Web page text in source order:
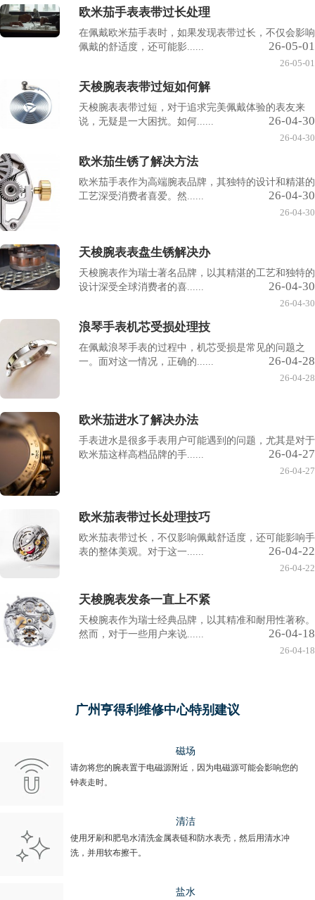
欧米茄手表表带过长处理
在佩戴欧米茄手表时，如果发现表带过长，不仅会影响
佩戴的舒适度，还可能影......
26-05-01
26-05-01
天梭腕表表带过短如何解
天梭腕表表带过短，对于追求完美佩戴体验的表友来
说，无疑是一大困扰。如何......
26-04-30
26-04-30
欧米茄生锈了解决方法
欧米茄手表作为高端腕表品牌，其独特的设计和精湛的
工艺深受消费者喜爱。然......
26-04-30
26-04-30
天梭腕表表盘生锈解决办
天梭腕表作为瑞士著名品牌，以其精湛的工艺和独特的
设计深受全球消费者的喜......
26-04-30
26-04-30
浪琴手表机芯受损处理技
在佩戴浪琴手表的过程中，机芯受损是常见的问题之
一。面对这一情况，正确的......
26-04-28
26-04-28
欧米茄进水了解决办法
手表进水是很多手表用户可能遇到的问题，尤其是对于
欧米茄这样高档品牌的手......
26-04-27
26-04-27
欧米茄表带过长处理技巧
欧米茄表带过长，不仅影响佩戴舒适度，还可能影响手
表的整体美观。对于这一......
26-04-22
26-04-22
天梭腕表发条一直上不紧
天梭腕表作为瑞士经典品牌，以其精准和耐用性著称。
然而，对于一些用户来说......
26-04-18
26-04-18
广州亨得利维修中心特别建议
磁场
请勿将您的腕表置于电磁源附近，因为电磁源可能会影响您的
钟表走时。
清洁
使用牙刷和肥皂水清洗金属表链和防水表壳，然后用清水冲
洗，并用软布擦干。
盐水